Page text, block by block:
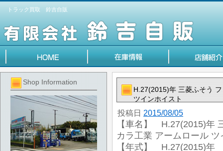
トラック買取 鈴吉自販
Shop Information
H.27(2015)年 三菱ふそう
ツインホイスト
投稿日 2015/08/05
【車名】 H.27(2015)年
カラ工業 アームロール
【年式】 H.27(2015)年